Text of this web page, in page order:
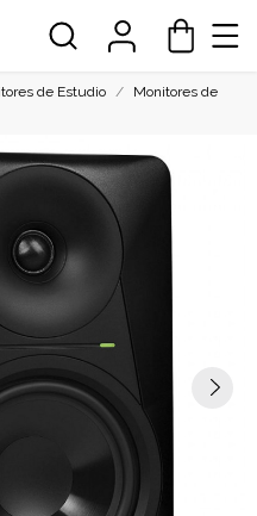
de Estudio
Monitores de